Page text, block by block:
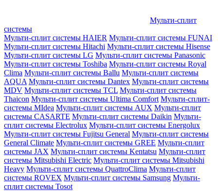
Мульти-сплит
системы
Мульти-сплит системы HAIER Мульти-сплит системы FUNAI
Мульти-сплит системы Hitachi Мульти-сплит системы Hisense
Мульти-сплит системы LG Мульти-сплит системы Panasonic
Мульти-сплит системы Toshiba Мульти-сплит системы Royal
Clima Мульти-сплит системы Ballu Мульти-сплит системы
AQUA Мульти-сплит системы Dantex Мульти-сплит системы
MDV Мульти-сплит системы TCL Мульти-сплит системы
Thaicon Мульти-сплит системы Ultima Comfort Мульти-сплит-
системы MIdea Мульти-сплит системы AUX Мульти-сплит
системы CASARTE Мульти-сплит системы Daikin Мульти-
сплит системы Electrolux Мульти-сплит системы Energolux
Мульти-сплит системы Fujitsu General Мульти-сплит системы
General Climate Мульти-сплит системы GREE Мульти-сплит
системы JAX Мульти-сплит системы Kentatsu Мульти-сплит
системы Mitsubishi Electric Мульти-сплит системы Mitsubishi
Heavy Мульти-сплит системы QuattroClima Мульти-сплит
системы ROVEX Мульти-сплит системы Samsung Мульти-
сплит системы Tosot